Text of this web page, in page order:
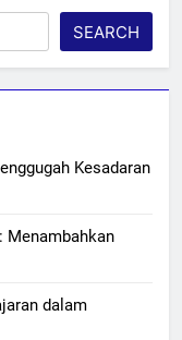
SEARCH
Kesadaran
Menambahkan
dalam